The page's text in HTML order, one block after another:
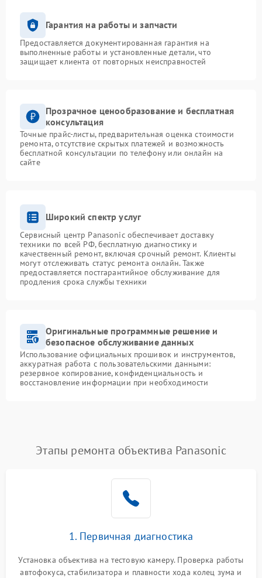
Гарантия на работы и запчасти
Предоставляется документированная гарантия на
выполненные работы и установленные детали, что
защищает клиента от повторных неисправностей
Прозрачное ценообразование и бесплатная
консультация
Точные прайс-листы, предварительная оценка стоимости
ремонта, отсутствие скрытых платежей и возможность
бесплатной консультации по телефону или онлайн на
сайте
Широкий спектр услуг
Сервисный центр Panasonic обеспечивает доставку
техники по всей РФ, бесплатную диагностику и
качественный ремонт, включая срочный ремонт. Клиенты
могут отслеживать статус ремонта онлайн. Также
предоставляется постгарантийное обслуживание для
продления срока службы техники
Оригинальные программные решение и
безопасное обслуживание данных
Использование официальных прошивок и инструментов,
аккуратная работа с пользовательскими данными:
резервное копирование, конфиденциальность и
восстановление информации при необходимости
Этапы ремонта объектива Panasonic
1. Первичная диагностика
Установка объектива на тестовую камеру. Проверка работы
автофокуса, стабилизатора и плавности хода колец зума и